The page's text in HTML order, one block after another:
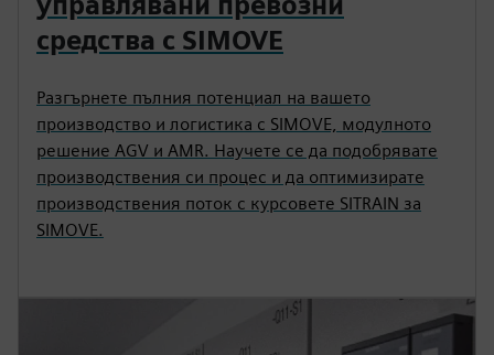
средства с SIMOVE
Разгърнете пълния потенциал на вашето
производство и логистика с SIMOVE, модулното
решение AGV и AMR. Научете се да подобрявате
производствения си процес и да оптимизирате
производствения поток с курсовете SITRAIN за
SIMOVE.